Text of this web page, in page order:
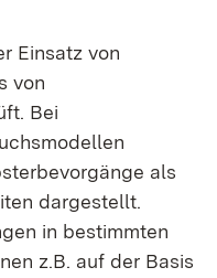
Einsatz von
von
Bei
als
dargestellt.
in bestimmten
z.B. auf der Basis